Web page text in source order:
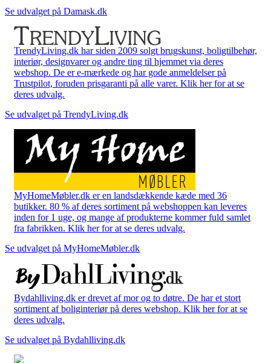
Se udvalget på Damask.dk
TrendyLiving.dk har siden 2009 solgt brugskunst, boligtilbehør,
interiør, designvarer og andre ting til hjemmet via deres
webshop. De er e-mærkede og har gode anmeldelser på
Trustpilot, foruden prisgaranti på alle varer. Klik her for at se
deres udvalg.
Se udvalget på TrendyLiving.dk
MyHomeMøbler.dk er en landsdækkende kæde med 36
butikker. 80 % af deres sortiment på webshoppen kan leveres
inden for 1 uge, og mange af produkterne kommer fuld samlet
fra fabrikken. Klik her for at se deres udvalg.
Se udvalget på MyHomeMøbler.dk
Bydahlliving.dk er drevet af mor og to døtre. De har et stort
sortiment af boliginteriør på deres webshop. Klik her for at se
deres udvalg.
Se udvalget på Bydahlliving.dk